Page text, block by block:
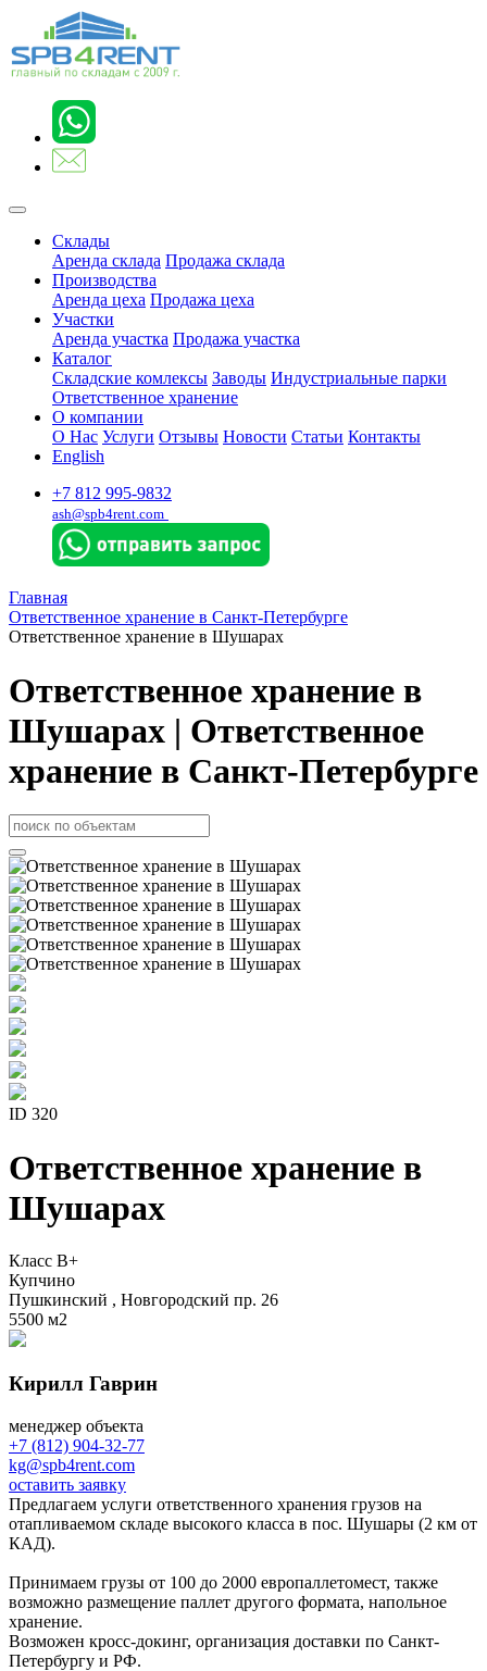
Склады
Аренда склада Продажа склада
Производства
Аренда цеха Продажа цеха
Участки
Аренда участка Продажа участка
Каталог
Складские комлексы Заводы Индустриальные парки
Ответственное хранение
О компании
О Нас Услуги Отзывы Новости Статьи Контакты
English
+7 812 995-9832
ash@spb4rent.com
Главная
Ответственное хранение в Санкт-Петербурге
Ответственное хранение в Шушарах
Ответственное хранение в
Шушарах | Ответственное
хранение в Санкт-Петербурге
ID 320
Ответственное хранение в
Шушарах
Класс B+
Купчино
Пушкинский , Новгородский пр. 26
5500 м2
Кирилл Гаврин
менеджер объекта
+7 (812) 904-32-77
kg@spb4rent.com
оставить заявку
Предлагаем услуги ответственного хранения грузов на
отапливаемом складе высокого класса в пос. Шушары (2 км от
КАД).
Принимаем грузы от 100 до 2000 европаллетомест, также
возможно размещение паллет другого формата, напольное
хранение.
Возможен кросс-докинг, организация доставки по Санкт-
Петербургу и РФ.